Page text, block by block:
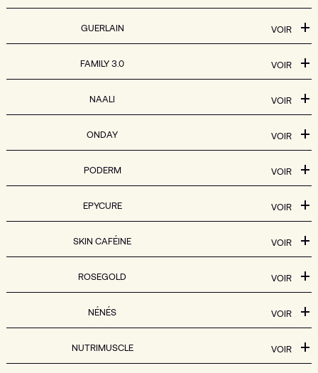
GUERLAIN VOIR
FAMILY 3.0 VOIR
NAALI VOIR
ONDAY VOIR
PODERM VOIR
EPYCURE VOIR
SKIN CAFÉINE VOIR
ROSEGOLD VOIR
NÉNÉS VOIR
NUTRIMUSCLE VOIR